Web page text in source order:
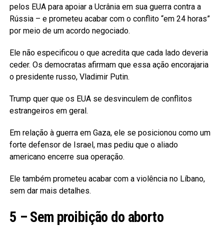
pelos EUA para apoiar a Ucrânia em sua guerra contra a
Rússia – e prometeu acabar com o conflito “em 24 horas”
por meio de um acordo negociado.
Ele não especificou o que acredita que cada lado deveria
ceder. Os democratas afirmam que essa ação encorajaria
o presidente russo, Vladimir Putin.
Trump quer que os EUA se desvinculem de conflitos
estrangeiros em geral.
Em relação à guerra em Gaza, ele se posicionou como um
forte defensor de Israel, mas pediu que o aliado
americano encerre sua operação.
Ele também prometeu acabar com a violência no Líbano,
sem dar mais detalhes.
5 – Sem proibição do aborto